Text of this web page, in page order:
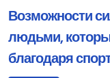
Возможности
людьми,
благодаря